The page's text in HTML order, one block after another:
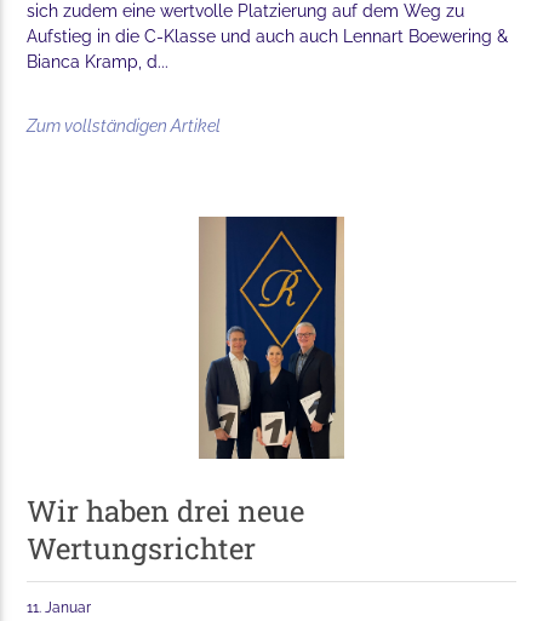
sich zudem eine wertvolle Platzierung auf dem Weg zu
Aufstieg in die C-Klasse und auch auch Lennart Boewering &
Bianca Kramp, d...
Zum vollständigen Artikel
Wir haben drei neue
Wertungsrichter
11. Januar